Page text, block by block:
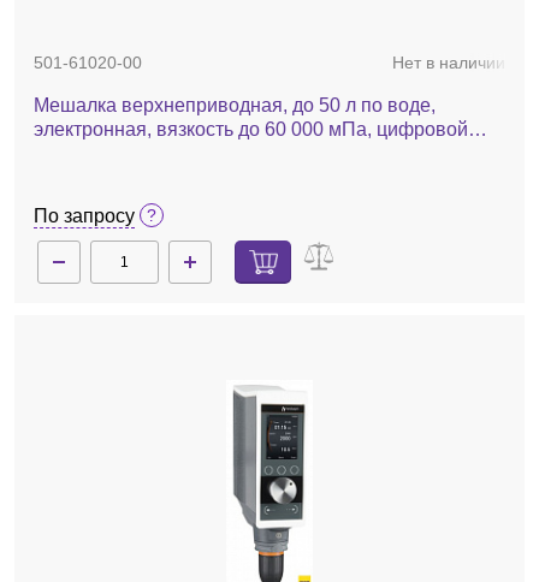
501-61020-00 Нет в наличии
Мешалка верхнеприводная, до 50 л по воде,
электронная, вязкость до 60 000 мПа, цифровой
По запросу